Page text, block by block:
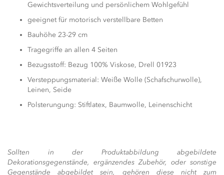
Gewichtsverteilung und persönlichem Wohlgefühl
geeignet für motorisch verstellbare Betten
Bauhöhe 23-29 cm
Tragegriffe an allen 4 Seiten
Bezugsstoff: Bezug 100% Viskose, Drell 01923
Versteppungsmaterial: Weiße Wolle (Schafschurwolle),
Leinen, Seide
Polsterungung: Stiftlatex, Baumwolle, Leinenschicht
Sollten in der Produktabbildung abgebildete
Dekorationsgegenstände, ergänzendes Zubehör, oder sonstige
Gegenstände abgebildet sein, gehören diese nicht zum